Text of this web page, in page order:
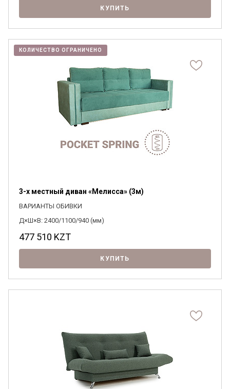
КУПИТЬ
КОЛИЧЕСТВО ОГРАНИЧЕНО
3-х местный диван «Мелисса» (3м)
ВАРИАНТЫ ОБИВКИ
Д×Ш×В: 2400/1100/940 (мм)
477 510 KZT
КУПИТЬ